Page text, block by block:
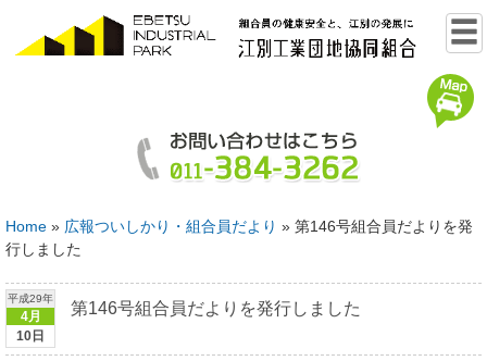
Home » 広報ついしかり・組合員だより » 第146号組合員だよりを発
行しました
平成29年
4月
10日
第146号組合員だよりを発行しました